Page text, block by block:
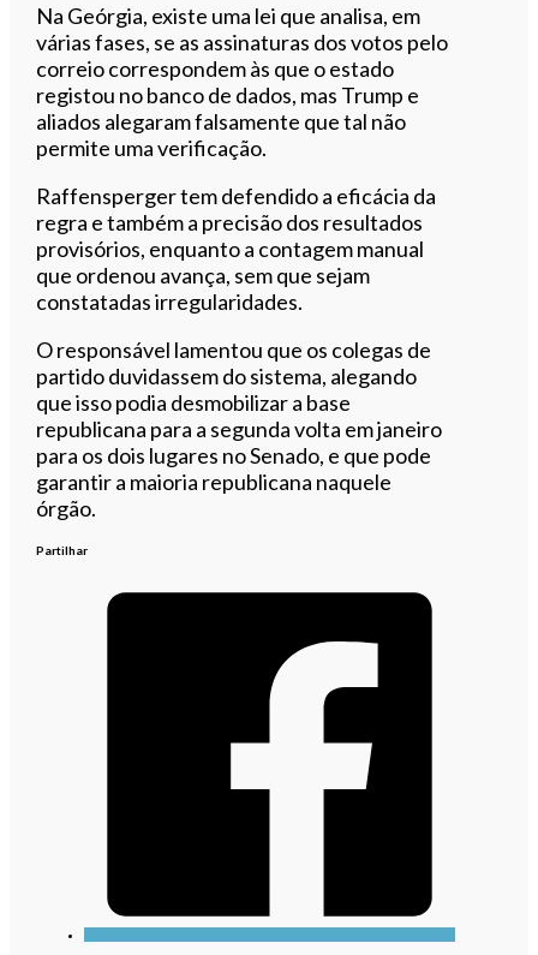
Na Geórgia, existe uma lei que analisa, em
várias fases, se as assinaturas dos votos pelo
correio correspondem às que o estado
registou no banco de dados, mas Trump e
aliados alegaram falsamente que tal não
permite uma verificação.
Raffensperger tem defendido a eficácia da
regra e também a precisão dos resultados
provisórios, enquanto a contagem manual
que ordenou avança, sem que sejam
constatadas irregularidades.
O responsável lamentou que os colegas de
partido duvidassem do sistema, alegando
que isso podia desmobilizar a base
republicana para a segunda volta em janeiro
para os dois lugares no Senado, e que pode
garantir a maioria republicana naquele
órgão.
Partilhar